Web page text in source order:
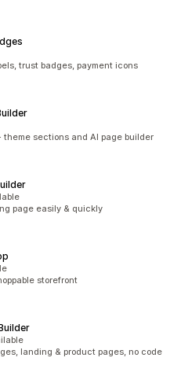
trust badges, payment icons
sections and AI page builder
page easily & quickly
storefront
landing & product pages, no code